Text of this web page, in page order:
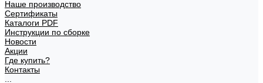
Наше производство
Сертификаты
Каталоги PDF
Инструкции по сборке
Новости
Акции
Где купить?
Контакты